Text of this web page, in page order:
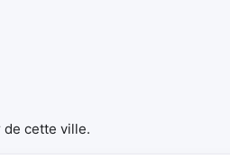
cette ville.